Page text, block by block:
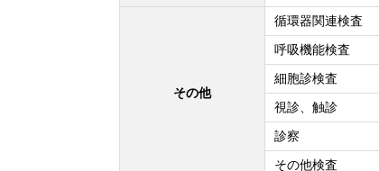
その他
循環器関連検査
呼吸機能検査
細胞診検査
視診、触診
診察
その他検査